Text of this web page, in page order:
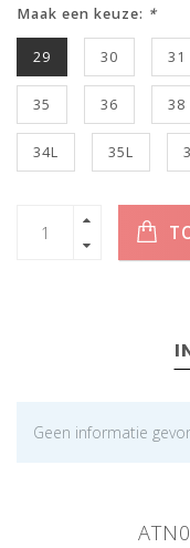
Maak een keuze: *
29 30 31
35 36 38
34L 35L
Geen informatie